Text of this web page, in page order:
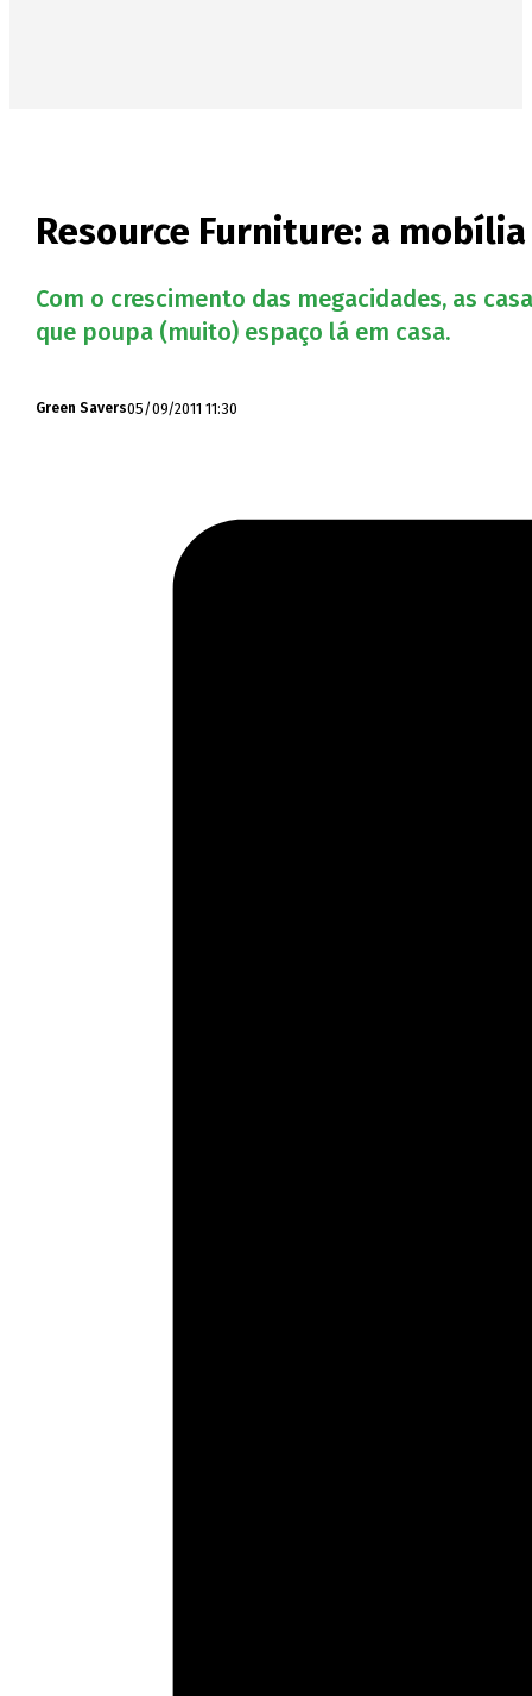
Resource Furniture: a
Com o crescimento das megacidades, as
que poupa (muito) espaço lá em casa.
Green Savers05/09/2011 11:30